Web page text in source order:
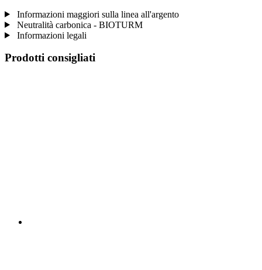
Informazioni maggiori sulla linea all'argento
Neutralità carbonica - BIOTURM
Informazioni legali
Prodotti consigliati